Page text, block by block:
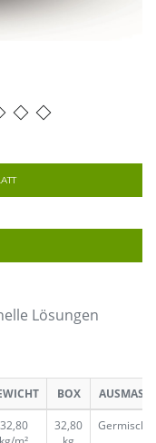
Lösungen
BOX AUSMASS
32,80
32,80
Germischt